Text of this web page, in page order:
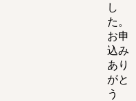
し
た。
お申
込み
あり
がと
う